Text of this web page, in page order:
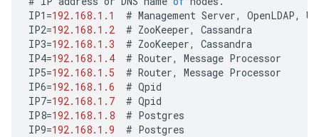
IP1 =192.168.1.1 # Management Server, OpenLDAP, UI
IP2=192.168.1.2 # ZooKeeper,
Cassandra
IP3=192.168.1.3 # ZooKeeper,
Cassandra
IP4=192.168.1.4 # Router, Message Processor
IP5=192.168.1.5 # Router, Message Processor
IP6=192.168.1.6 # Qpid
IP7=192.168.1.7 # Qpid
IP8=192.168.1.8 # Postgres
IP9=192.168.1.9 # Postgres